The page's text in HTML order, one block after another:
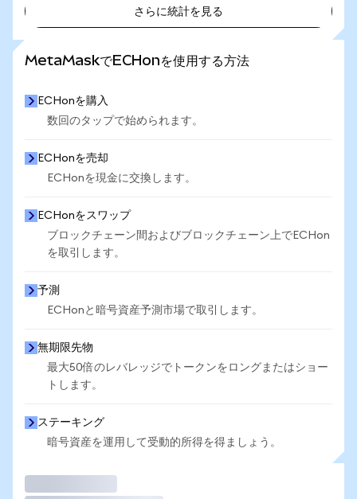
さらに統計を見る
MetaMaskでECHonを使用する方法
ECHonを購入
数回のタップで始められます。
ECHonを売却
ECHonを現金に交換します。
ECHonをスワップ
ブロックチェーン間およびブロックチェーン上でECHon
を取引します。
予測
ECHonと暗号資産予測市場で取引します。
無期限先物
最大50倍のレバレッジでトークンをロングまたはショー
トします。
ステーキング
暗号資産を運用して受動的所得を得ましょう。